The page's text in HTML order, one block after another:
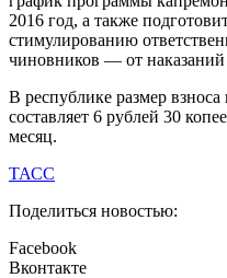
2016 год, а также
стимулированию
чиновников — от
В республике размер
составляет 6 рублей 30
месяц.
ТАСС
Поделиться новостью:
Facebook
Вконтакте